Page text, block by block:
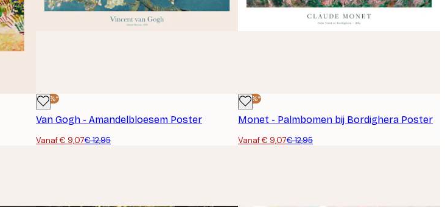
-30%*
Van Gogh - Amandelbloesem Poster
Vanaf € 9,07€ 12,95
-30%*
Monet - Palmbomen bij Bordighera Poster
Vanaf € 9,07€ 12,95